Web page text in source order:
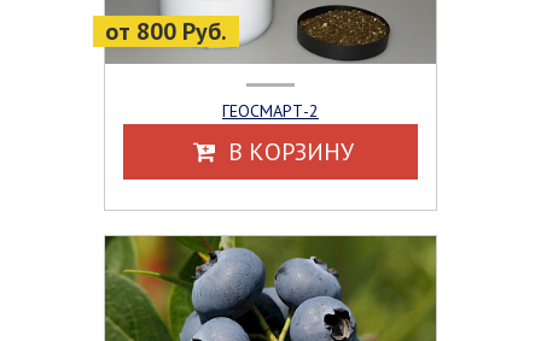
от 800 Руб.
ГЕОСМАРТ-2
В КОРЗИНУ